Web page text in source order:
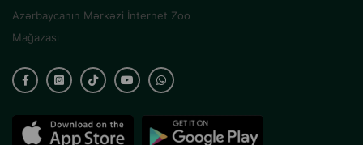
Azərbaycanın Mərkəzi İnternet Zoo
Mağazası